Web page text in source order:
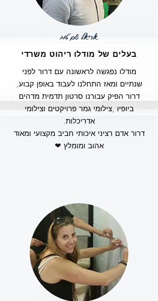
אריאל שם טוב
בעלים של מודלו ריהוט משרדי
מודלו נפגשה לראשונה עם דרור לפני
שנתיים ומאז התחלנו לעבוד באופן קבוע,
דרור הפיק עבורנו סרטון תדמית מדהים
ביופיו ,צילומי גמר פרויקטים וצילומי
אדריכלות.
דרור אדם רציני איכותי חביב מקצועי ומאוד
אהוב ומומלץ ❤